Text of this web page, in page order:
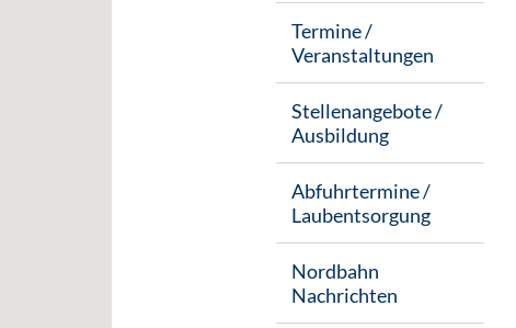
Termine /
Veranstaltungen
Stellenangebote /
Ausbildung
Abfuhrtermine /
Laubentsorgung
Nordbahn
Nachrichten